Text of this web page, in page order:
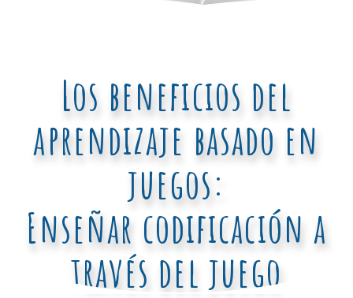
Los beneficios del
aprendizaje basado en
juegos:
Enseñar codificación a
través del juego